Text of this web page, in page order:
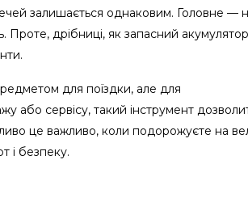
залишається однаковим. Головне —
Проте, дрібниці, як запасний акумулятор
для поїздки, але для
або сервісу, такий інструмент
це важливо, коли подорожуєте на
і безпеку.